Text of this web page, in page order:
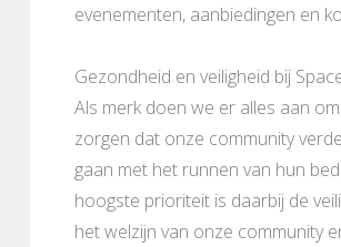
evenementen, aanbiedingen en
Gezondheid en veiligheid bij
Als merk doen we er alles aan
zorgen dat onze community
gaan met het runnen van hun
hoogste prioriteit is daarbij de
het welzijn van onze community